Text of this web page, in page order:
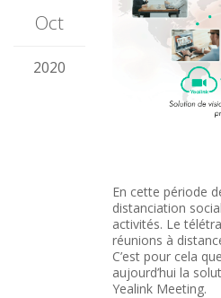
Oct
2020
En cette période
distanciation
activités. Le
réunions à
C’est pour cela
aujourd’hui la
Yealink Meeting.